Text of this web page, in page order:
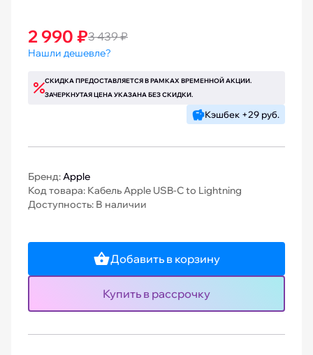
2 990 ₽3 439 ₽
Нашли дешевле?
СКИДКА ПРЕДОСТАВЛЯЕТСЯ В РАМКАХ ВРЕМЕННОЙ АКЦИИ.
ЗАЧЕРКНУТАЯ ЦЕНА УКАЗАНА БЕЗ СКИДКИ.
Кэшбек +29 руб.
Бренд:Apple
Код товара: Кабель Apple USB-C to Lightning
Доступность: В наличии
Добавить в корзину
Купить в рассрочку